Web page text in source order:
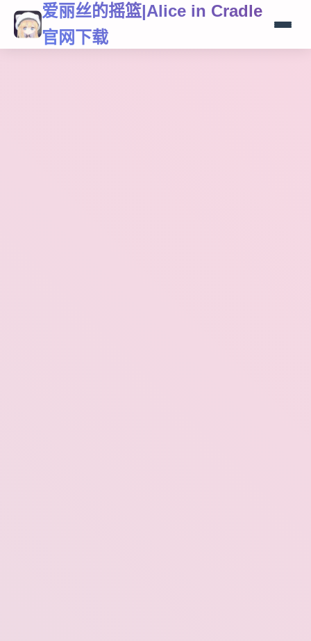
爱丽丝的摇篮|Alice in Cradle
官网下载